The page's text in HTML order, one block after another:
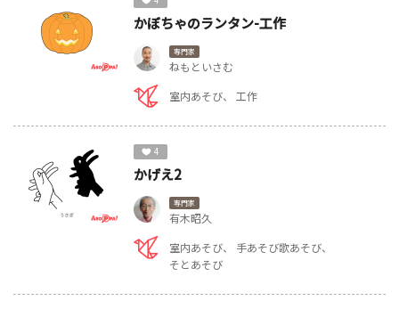
かぼちゃのランタン-工作
専門家
ねもといさむ
室内あそび
工作
4
かげえ2
専門家
有木昭久
室内あそび
手あそび歌あそび
そとあそび